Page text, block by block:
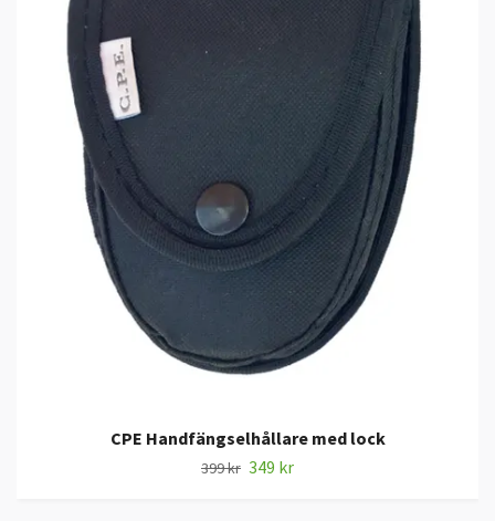
CPE Handfängselhållare med lock
399 kr 349 kr